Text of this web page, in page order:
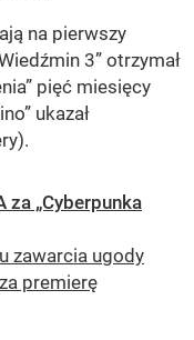
na pierwszy
3” otrzymał
pięć miesięcy
ukazał
za „Cyberpunka
zawarcia ugody
premierę